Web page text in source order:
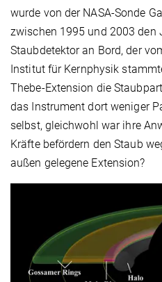
wurde von der NASA-Sonde
zwischen 1995 und 2003 den
Staubdetektor an Bord, der
Institut für Kernphysik
Thebe-Extension die
das Instrument dort weniger
selbst, gleichwohl war ihre
Kräfte befördern den Staub
außen gelegene Extension?